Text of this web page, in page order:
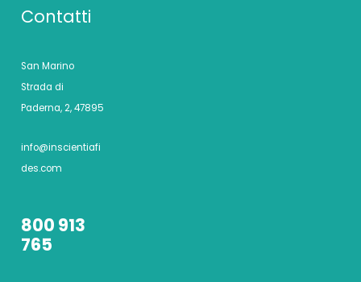
Contatti
San Marino
Strada di
Paderna, 2, 47895
info@inscientiafi
des.com
800 913
765